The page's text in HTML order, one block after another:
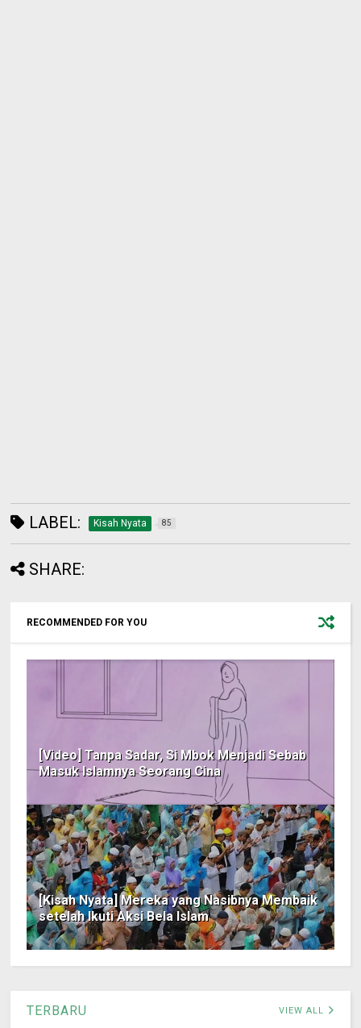
LABEL: Kisah Nyata 85
SHARE:
RECOMMENDED FOR YOU
[Video] Tanpa Sadar, Si Mbok Menjadi Sebab
Masuk Islamnya Seorang Cina
[Kisah Nyata] Mereka yang Nasibnya Membaik
setelah Ikuti Aksi Bela Islam
TERBARU VIEW ALL